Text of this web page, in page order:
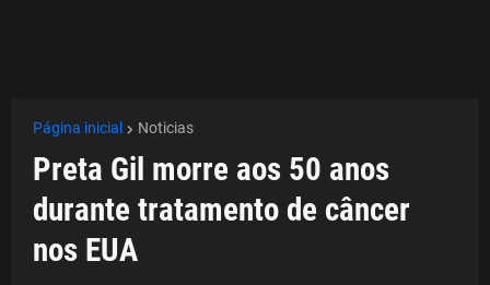
Página inicial Noticias
Preta Gil morre aos 50 anos
durante tratamento de câncer
nos EUA